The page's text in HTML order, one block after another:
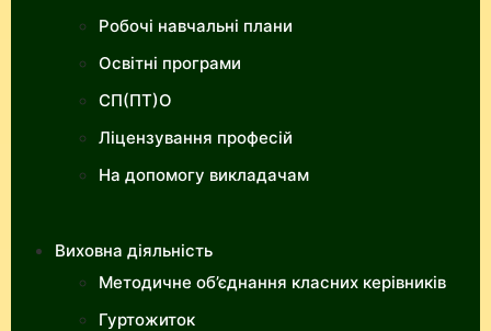
Робочі навчальні плани
Освітні програми
СП(ПТ)О
Ліцензування професій
На допомогу викладачам
Виховна діяльність
Методичне об’єднання класних керівників
Гуртожиток